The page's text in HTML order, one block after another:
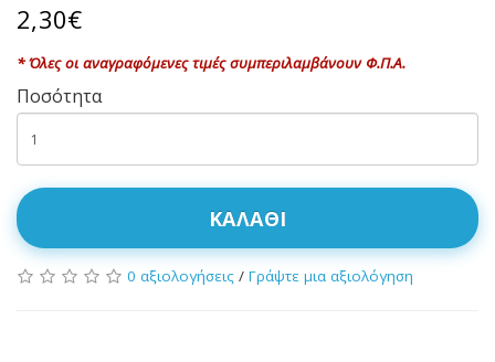
2,30€
* Όλες οι αναγραφόμενες τιμές συμπεριλαμβάνουν Φ.Π.Α.
Ποσότητα
ΚΑΛΆΘΙ
0 αξιολογήσεις / Γράψτε μια αξιολόγηση